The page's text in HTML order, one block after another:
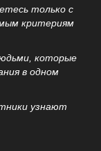
только с
критериям
которые
в одном
узнают